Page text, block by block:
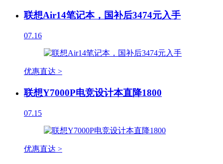
联想Air14笔记本，国补后3474元入手
07.16
优惠直达 >
联想Y7000P电竞设计本直降1800
07.15
优惠直达 >